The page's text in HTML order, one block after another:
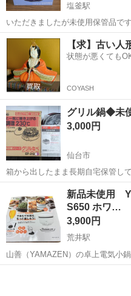
塩釜駅
いただきましたが未使用保管品です
宮城 塩竈市 塩釜駅 キ
【求】古い人
状態が悪くても
COYASH
グリル鍋◆未
3,000円
仙台市
箱から出したまま長期自宅保管し
ります。 本体の鍋、フタ、電源コ
属しておりません。 ほぼ未使用の中古
く、炒める、蒸す、保温、１台５...
仙台市 キッチン家電
新品未使用
S650 ホワ…
3,900円
荒井駅
山善（YAMAZEN）の卓上電気小
YMCP-S650）です。 1台で「焼く・蒸す・揚げる・煮る・フォンデ